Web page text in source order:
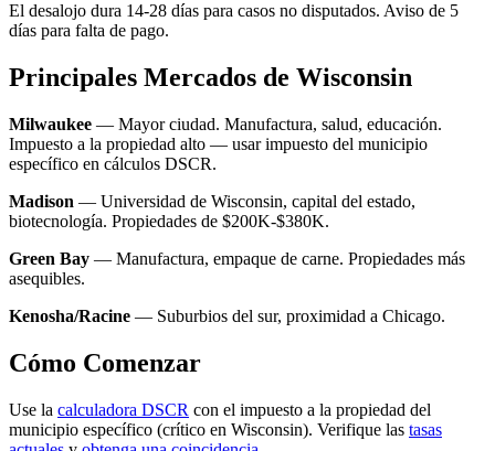
El desalojo dura 14-28 días para casos no disputados. Aviso de 5
días para falta de pago.
Principales Mercados de Wisconsin
Milwaukee — Mayor ciudad. Manufactura, salud, educación.
Impuesto a la propiedad alto — usar impuesto del municipio
específico en cálculos DSCR.
Madison — Universidad de Wisconsin, capital del estado,
biotecnología. Propiedades de $200K-$380K.
Green Bay — Manufactura, empaque de carne. Propiedades más
asequibles.
Kenosha/Racine — Suburbios del sur, proximidad a Chicago.
Cómo Comenzar
Use la calculadora DSCR con el impuesto a la propiedad del
municipio específico (crítico en Wisconsin). Verifique las tasas